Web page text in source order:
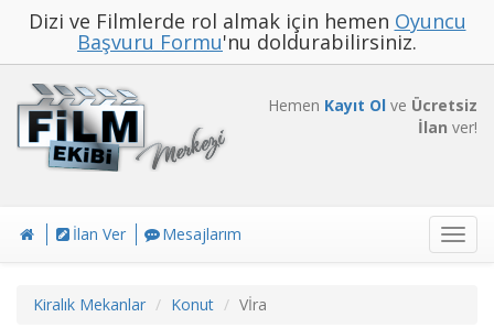
Dizi ve Filmlerde rol almak için hemen Oyuncu
Başvuru Formu'nu doldurabilirsiniz.
Hemen Kayıt Ol ve Ücretsiz
İlan ver!
İlan Ver Mesajlarım
Kiralık Mekanlar Konut Vİra